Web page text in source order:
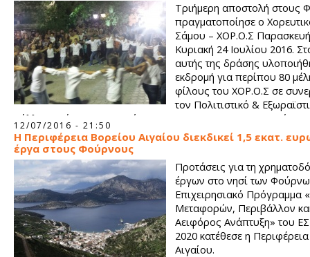
Τριήμερη αποστολή στους
πραγματοποίησε ο
Σάμου – ΧΟΡ.Ο.Σ
Κυριακή 24 Ιουλίου 2016.
αυτής της δράσης
εκδρομή για περίπου 80
φίλους του ΧΟΡ.Ο.Σ σε
τον Πολιτιστικό &
Σύλλογο Χώρας-Ποτοκακίου «ΕΙΡΗΝΗ» και το Τουριστικό
«Fournoi Travel».
12/07/2016 - 21:50
Η Περιφέρεια Βορείου Αιγαίου διεκδικεί 1,5 εκατ.
έργα στους Φούρνους
Προτάσεις για τη
έργων στο νησί των
Επιχειρησιακό Πρόγραμμα
Μεταφορών, Περιβάλλον
Αειφόρος Ανάπτυξη» του
2020 κατέθεσε η
Αιγαίου.